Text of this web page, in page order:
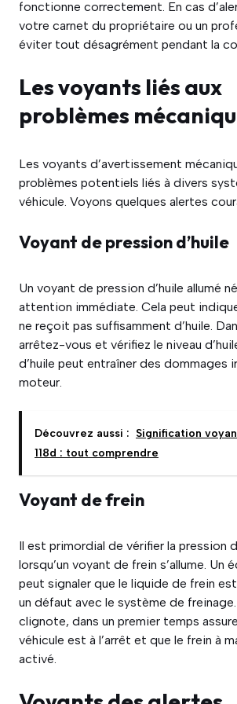
fonctionne correctement. En cas
votre carnet du propriétaire ou un
éviter tout désagrément pendant la
Les voyants liés aux
problèmes
Les voyants d’avertissement
problèmes potentiels liés à divers
véhicule. Voyons quelques alertes
Voyant de pression d’huile
Un voyant de pression d’huile allumé
attention immédiate. Cela peut
ne reçoit pas suffisamment d’huile.
arrêtez-vous et vérifiez le niveau
d’huile peut entraîner des dommages
moteur.
Découvrez aussi : Signification
118d : tout comprendre
Voyant de frein
Il est primordial de vérifier la pression
lorsqu’un voyant de frein s’allume. Un
peut signaler que le liquide de frein est
un défaut avec le système de
clignote, dans un premier temps
véhicule est à l’arrêt et que le frein à
activé.